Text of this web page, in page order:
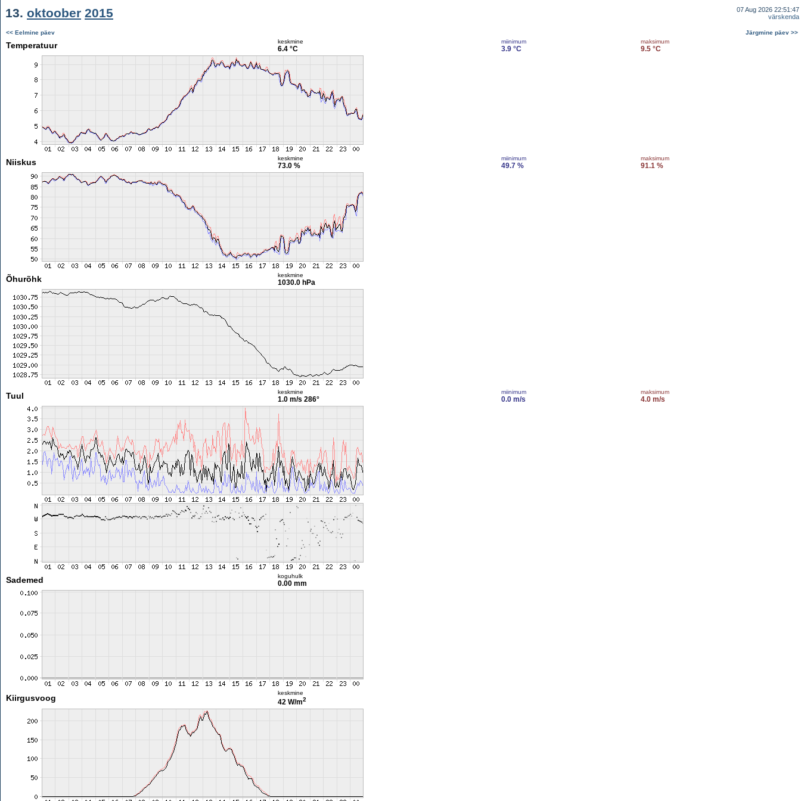
13. oktoober 2015
07 Aug 2026 22:51:47
värskenda
<< Eelmine päev Järgmine päev >>
Temperatuur keskmine
6.4 °C
miinimum
3.9 °C
maksimum
9.5 °C
Niiskus keskmine
73.0 %
miinimum
49.7 %
maksimum
91.1 %
Õhurõhk keskmine
1030.0 hPa
Tuul keskmine
1.0 m/s 286°
miinimum
0.0 m/s
maksimum
4.0 m/s
Sademed koguhulk
0.00 mm
Kiirgusvoog
keskmine
42 W/m2